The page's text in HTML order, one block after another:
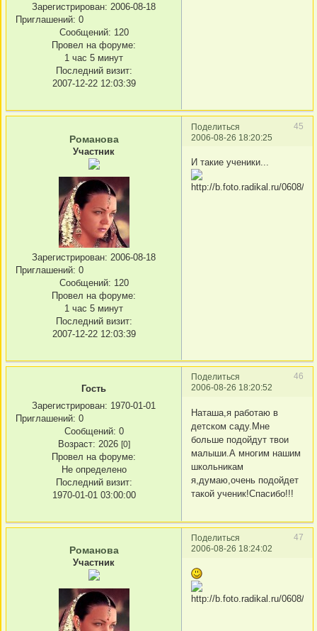
Зарегистрирован: 2006-08-18
Приглашений: 0
Сообщений: 120
Провел на форуме:
1 час 5 минут
Последний визит:
2007-12-22 12:03:39
Поделиться
45
2006-08-26 18:20:25
Романова
Участник
Зарегистрирован: 2006-08-18
Приглашений: 0
Сообщений: 120
Провел на форуме:
1 час 5 минут
Последний визит:
2007-12-22 12:03:39
И такие ученики...
Поделиться
46
2006-08-26 18:20:52
Гость
Зарегистрирован: 1970-01-01
Приглашений: 0
Сообщений: 0
Возраст: 2026 [0]
Провел на форуме:
Не определено
Последний визит:
1970-01-01 03:00:00
Наташа,я работаю в
детском саду.Мне
больше подойдут твои
малыши.А многим нашим
школьникам
я,думаю,очень подойдет
такой ученик!Спасибо!!!
Поделиться
47
2006-08-26 18:24:02
Романова
Участник